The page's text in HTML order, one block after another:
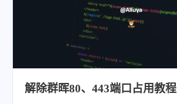
解除群晖80、443端口占用教程